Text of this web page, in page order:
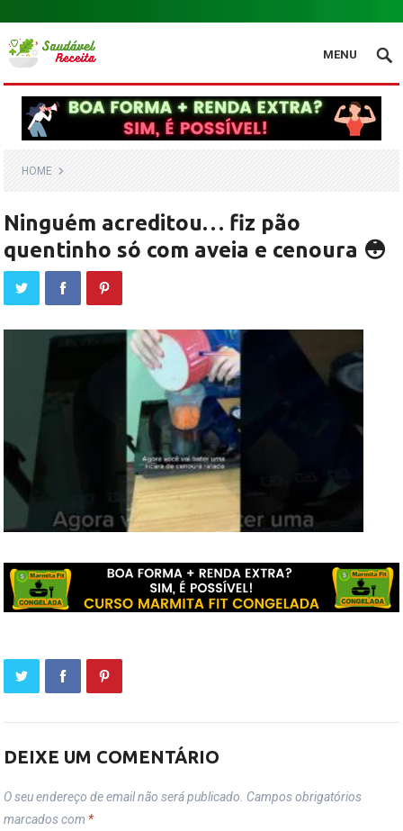
.
MENU
HOME
Ninguém acreditou… fiz pão
quentinho só com aveia e cenoura 😳
DEIXE UM COMENTÁRIO
O seu endereço de email não será publicado. Campos obrigatórios
marcados com *